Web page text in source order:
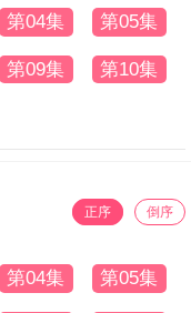
第04集 第05集
第09集 第10集
正序 倒序
第04集 第05集